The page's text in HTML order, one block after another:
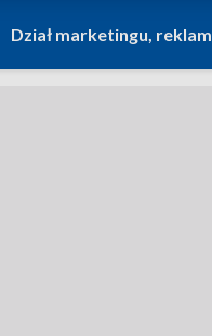
Dział marketingu,